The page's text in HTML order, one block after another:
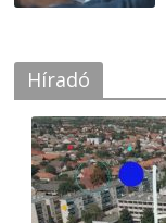
Híradó